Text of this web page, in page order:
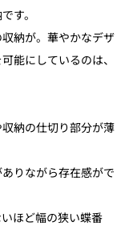
す。
納が。華やかなデザ
能にしているのは、
納の仕切り部分が薄
りながら存在感がで
ほど幅の狭い蝶番